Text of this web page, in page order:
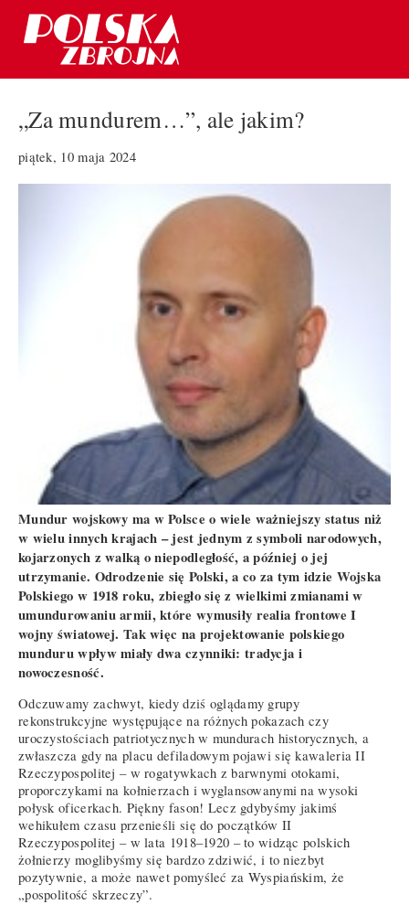
„Za mundurem…”, ale jakim?
piątek, 10 maja 2024
Mundur wojskowy ma w Polsce o wiele ważniejszy status niż
w wielu innych krajach – jest jednym z symboli narodowych,
kojarzonych z walką o niepodległość, a później o jej
utrzymanie. Odrodzenie się Polski, a co za tym idzie Wojska
Polskiego w 1918 roku, zbiegło się z wielkimi zmianami w
umundurowaniu armii, które wymusiły realia frontowe I
wojny światowej. Tak więc na projektowanie polskiego
munduru wpływ miały dwa czynniki: tradycja i
nowoczesność.
Odczuwamy zachwyt, kiedy dziś oglądamy grupy
rekonstrukcyjne występujące na różnych pokazach czy
uroczystościach patriotycznych w mundurach historycznych, a
zwłaszcza gdy na placu defiladowym pojawi się kawaleria II
Rzeczypospolitej – w rogatywkach z barwnymi otokami,
proporczykami na kołnierzach i wyglansowanymi na wysoki
połysk oficerkach. Piękny fason! Lecz gdybyśmy jakimś
wehikułem czasu przenieśli się do początków II
Rzeczypospolitej – w lata 1918–1920 – to widząc polskich
żołnierzy moglibyśmy się bardzo zdziwić, i to niezbyt
pozytywnie, a może nawet pomyśleć za Wyspiańskim, że
„pospolitość skrzeczy”.